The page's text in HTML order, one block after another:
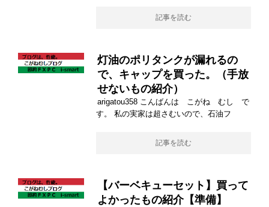
記事を読む
灯油のポリタンクが漏れるの
で、キャップを買った。（手放
せないもの紹介）
arigatou358 こんばんは こがね むし で
す。 私の実家は超さむいので、石油フ
記事を読む
【バーベキューセット】買って
よかったもの紹介【準備】